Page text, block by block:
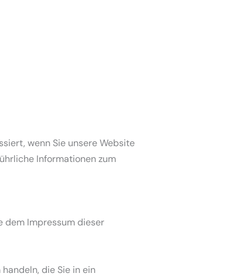
wenn Sie unsere Website
Informationen zum
dem Impressum dieser
die Sie in ein